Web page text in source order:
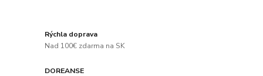
Rýchla doprava
Nad 100€ zdarma na SK
DOREANSE